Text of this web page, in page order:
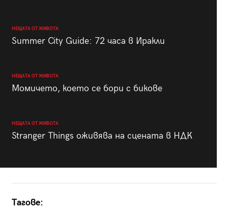
НЕЩАТА ОТ ЖИВОТА
Summer City Guide: 72 часа в Иракли
НЕЩАТА ОТ ЖИВОТА
Момичето, което се бори с бикове
НЕЩАТА ОТ ЖИВОТА
Stranger Things оживява на сцената в НДК
Тагове: